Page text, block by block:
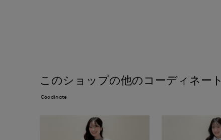
このショップの他のコーディネート
Coodinate